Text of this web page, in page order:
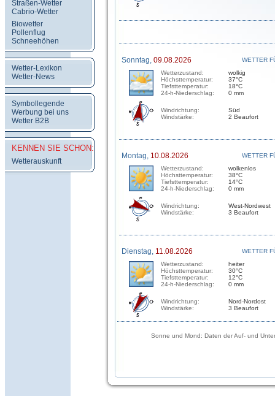
Straßen-Wetter
Cabrio-Wetter
Biowetter
Pollenflug
Schneehöhen
Wetter-Lexikon
Wetter-News
Symbollegende
Werbung bei uns
Wetter B2B
KENNEN SIE SCHON:
Wetterauskunft
Sonntag, 09.08.2026
WETTER
Wetterzustand:
Höchsttemperatur:
Tiefsttemperatur:
24-h-Niederschlag:
wolkig
37°C
18°C
0 mm
Windrichtung:
Windstärke:
Süd
2 Beaufort
Montag, 10.08.2026
WETTER
Wetterzustand:
Höchsttemperatur:
Tiefsttemperatur:
24-h-Niederschlag:
wolkenlos
38°C
14°C
0 mm
Windrichtung:
Windstärke:
West-Nordwest
3 Beaufort
Dienstag, 11.08.2026
WETTER
Wetterzustand:
Höchsttemperatur:
Tiefsttemperatur:
24-h-Niederschlag:
heiter
30°C
12°C
0 mm
Windrichtung:
Windstärke:
Nord-Nordost
3 Beaufort
Sonne und Mond: Daten der Auf- und